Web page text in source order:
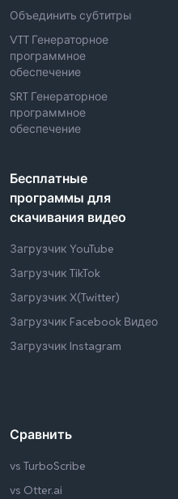
Объединить субтитры
VTT Генераторное
программное
обеспечение
SRT Генераторное
программное
обеспечение
Бесплатные
программы для
скачивания видео
Загрузчик YouTube
Загрузчик TikTok
Загрузчик X(Twitter)
Загрузчик Facebook Видео
Загрузчик Instagram
Сравнить
vs TurboScribe
vs Otter.ai